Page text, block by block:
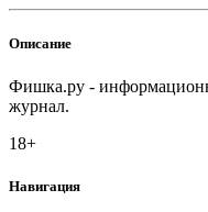
Описание
Фишка.ру -
журнал.
18+
Навигация